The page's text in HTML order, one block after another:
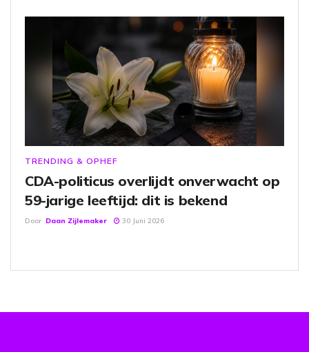
TRENDING & OPHEF
CDA-politicus overlijdt onverwacht op
59-jarige leeftijd: dit is bekend
Door Daan Zijlemaker 30 Juni 2026